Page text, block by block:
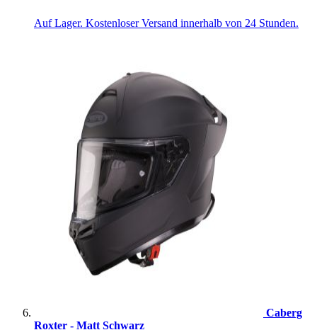
Auf Lager. Kostenloser Versand innerhalb von 24 Stunden.
Caberg
Roxter - Matt Schwarz